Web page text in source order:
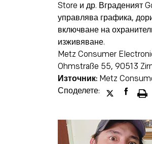
Store и др. Вграденият
управлява графика,
включване на
изживяване.
Metz Consumer
Ohmstraße 55, 90513
Източник: Metz
Споделете: